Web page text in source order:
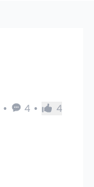
• 4 • 4